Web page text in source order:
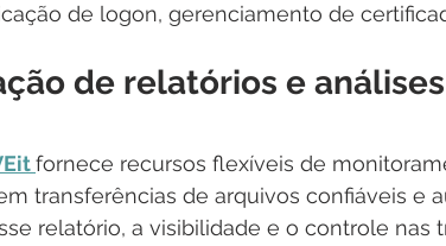
de logon, gerenciamento de
de relatórios e
fornece recursos flexíveis de
transferências de arquivos confiáveis e
relatório, a visibilidade e o controle nas